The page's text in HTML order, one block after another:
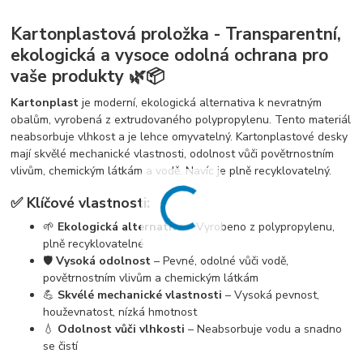
Kartonplastová proložka - Transparentní,
ekologická a vysoce odolná ochrana pro
vaše produkty 🌿📦
Kartonplast je moderní, ekologická alternativa k nevratným
obalům, vyrobená z extrudovaného polypropylenu. Tento materiál
neabsorbuje vlhkost a je lehce omyvatelný. Kartonplastové desky
mají skvělé mechanické vlastnosti, odolnost vůči povětrnostním
vlivům, chemickým látkám a vodě. Navíc je plně recyklovatelný.
✅ Klíčové vlastnosti:
🌱 Ekologická alternativa– Vyrobeno z polypropylenu,
plně recyklovatelné
🛡️Vysoká odolnost – Pevné, odolné vůči vodě,
povětrnostním vlivům a chemickým látkám
💪 Skvélé mechanické vlastnosti – Vysoká pevnost,
houževnatost, nízká hmotnost
💧 Odolnost vůči vlhkosti – Neabsorbuje vodu a snadno
se čistí